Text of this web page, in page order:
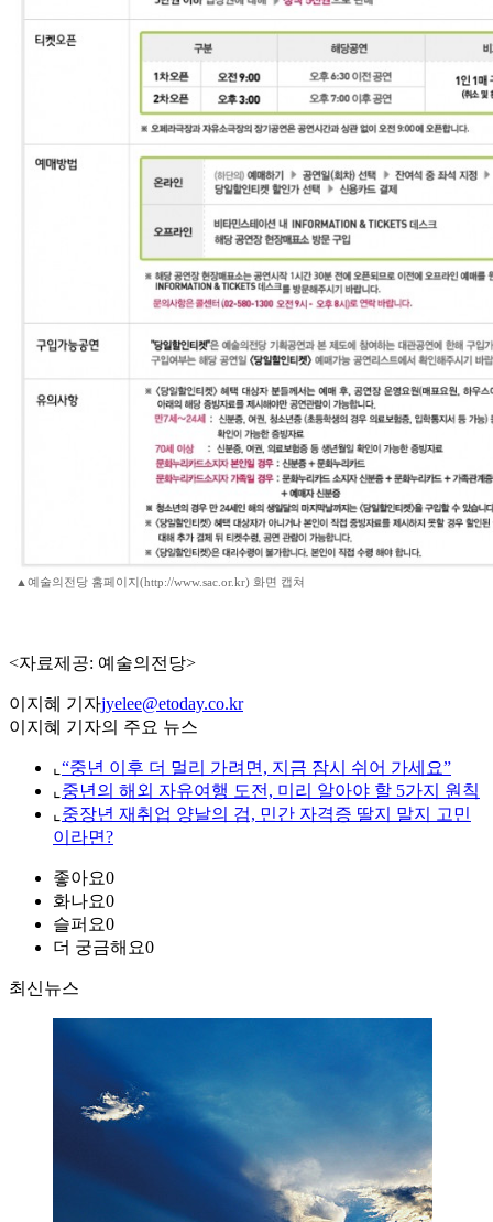
▲예술의전당 홈페이지(http://www.sac.or.kr) 화면 캡쳐
<자료제공: 예술의전당>
이지혜 기자jyelee@etoday.co.kr
이지혜 기자의 주요 뉴스
⌞ “중년 이후 더 멀리 가려면, 지금 잠시 쉬어 가세요”
⌞ 중년의 해외 자유여행 도전, 미리 알아야 할 5가지 원칙
⌞ 중장년 재취업 양날의 검, 민간 자격증 딸지 말지 고민
이라면?
좋아요0
화나요0
슬퍼요0
더 궁금해요0
최신뉴스